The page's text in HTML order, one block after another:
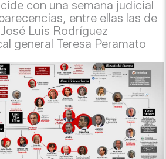
con una semana judicial
entre ellas las de
Luis Rodríguez
general Teresa Peramato